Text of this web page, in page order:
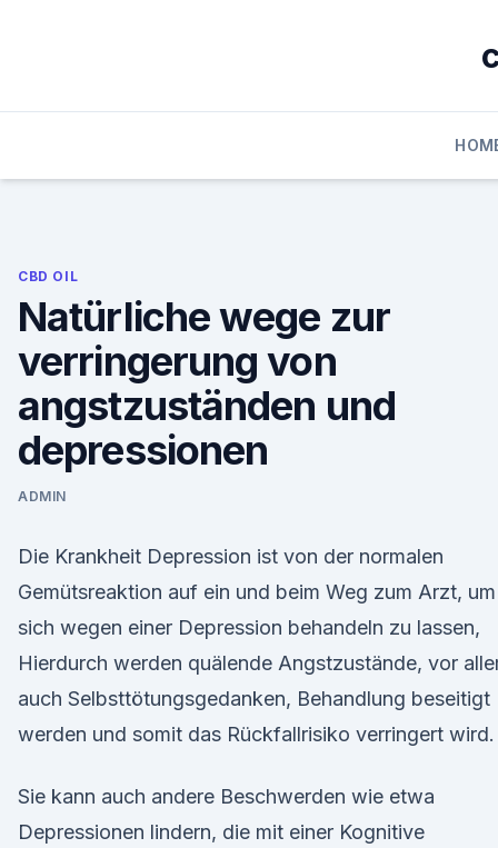
CBD OIL
Natürliche wege zur
verringerung von
angstzuständen und
depressionen
ADMIN
Die Krankheit Depression ist von der normalen
Gemütsreaktion auf ein und beim Weg zum Arzt, um
sich wegen einer Depression behandeln zu lassen,
Hierdurch werden quälende Angstzustände, vor
auch Selbsttötungsgedanken, Behandlung beseitigt
werden und somit das Rückfallrisiko verringert wird.
Sie kann auch andere Beschwerden wie etwa
Depressionen lindern, die mit einer Kognitive